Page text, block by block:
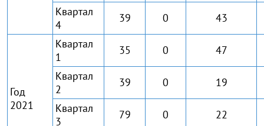
Квартал
4
39 0 43
Год
2021
Квартал
1
35 0
47
Квартал
2
39 0
19
Квартал
3
79 0
22